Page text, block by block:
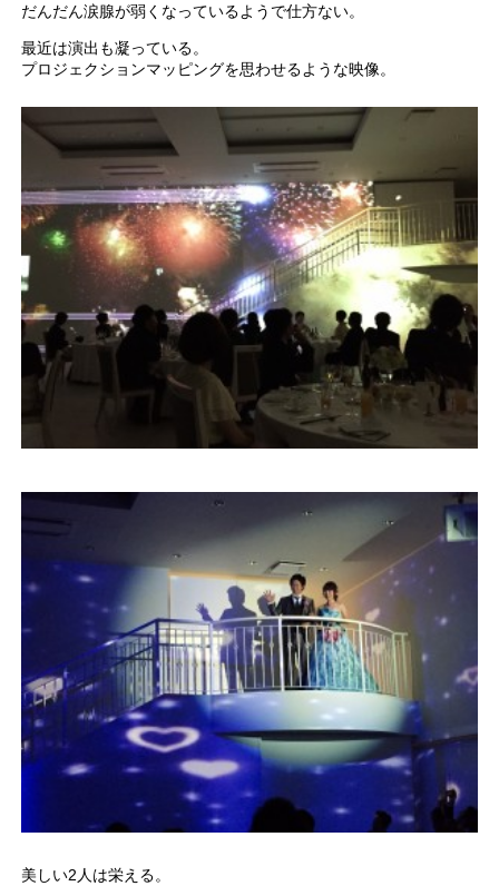
だんだん涙腺が弱くなっているようで仕方ない。
最近は演出も凝っている。
プロジェクションマッピングを思わせるような映像。
美しい2人は栄える。